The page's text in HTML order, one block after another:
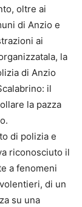
oltre ai
di Anzio e
ai
la
di Anzio
il
la pazza
di polizia e
riconosciuto il
a fenomeni
di un
su una